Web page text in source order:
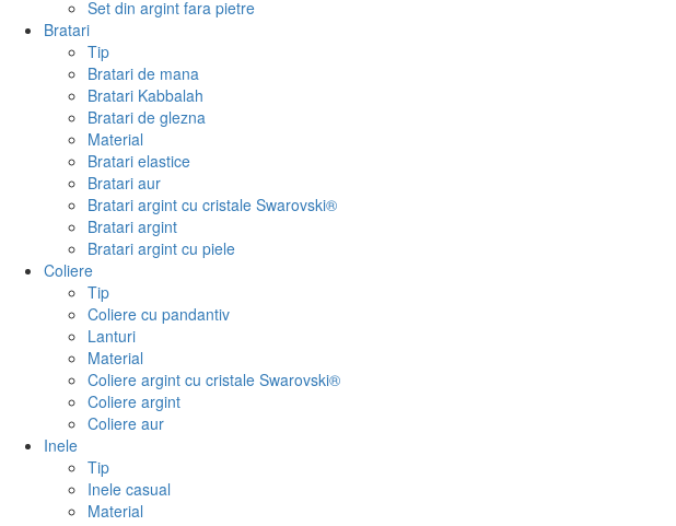
Set din argint fara pietre
Bratari
Tip
Bratari de mana
Bratari Kabbalah
Bratari de glezna
Material
Bratari elastice
Bratari aur
Bratari argint cu cristale Swarovski®
Bratari argint
Bratari argint cu piele
Coliere
Tip
Coliere cu pandantiv
Lanturi
Material
Coliere argint cu cristale Swarovski®
Coliere argint
Coliere aur
Inele
Tip
Inele casual
Material